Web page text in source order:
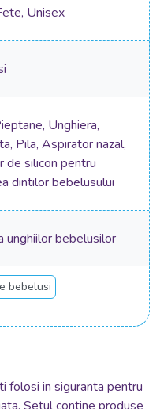
Unisex
Unghiera,
Pila, Aspirator nazal,
de silicon pentru
dintilor bebelusului
unghiilor bebelusilor
bebelusi
folosi in siguranta pentru
Setul contine produse